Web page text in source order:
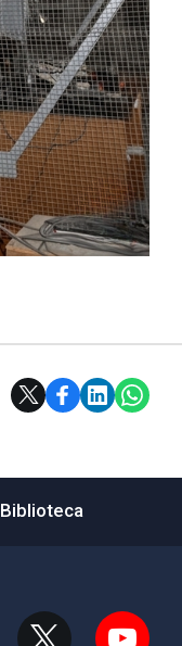
Biblioteca